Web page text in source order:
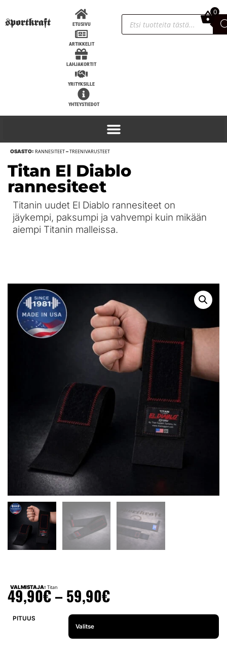
jatkolla, K203cm S120cm
1 838,00
ETUSIVU
ARTIKKELIT
LAHJAKORTIT
YRITYKSILLE
YHTEYSTIEDOT
0,00€
0
OSASTO: RANNESITEET–TREENIVARUSTEET
Titan El Diablo
rannesiteet
Titanin uudet El Diablo rannesiteet on
jäykempi, paksumpi ja vahvempi kuin mikään
aiempi Titanin malleissa.
VALMISTAJA: Titan
49,90€–59,90€
PITUUS